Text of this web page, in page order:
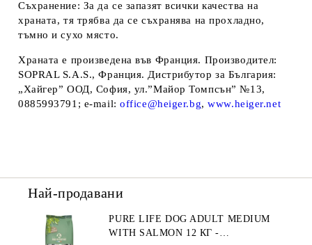
Съхранение: За да се запазят всички качества на
храната, тя трябва да се съхранява на прохладно,
тъмно и сухо място.
Храната е произведена във Франция. Производител:
SOPRAL S.A.S., Франция. Дистрибутор за България:
„Хайгер” ООД, София, ул.”Майор Томпсън” №13,
0885993791; e-mail:office@heiger.bg,www.heiger.net
Най-продавани
PURE LIFE DOG ADULT MEDIUM
WITH SALMON 12 КГ -